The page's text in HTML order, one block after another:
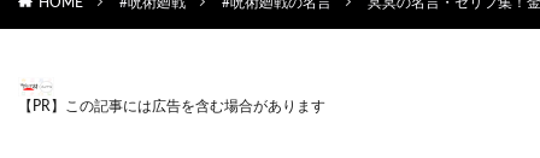
【PR】この記事には広告を含む場合があります